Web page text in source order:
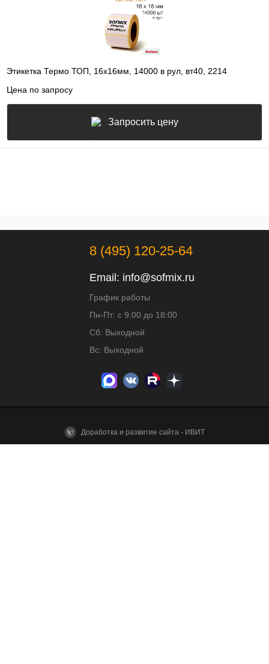
Этикетка Термо ТОП, 16х16мм, 14000 в рул, вт40, 2214
Цена по запросу
Запросить цену
8 (495) 120-25-64
Email: info@sofmix.ru
График работы
Пн-Пт: с 9:00 до 18:00
Сб: Выходной
Вс: Выходной
Доработка и развитие сайта - ИВИТ